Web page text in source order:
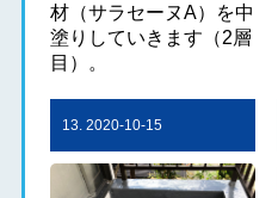
材（サラセーヌA）を中
塗りしていきます（2層
目）。
13. 2020-10-15